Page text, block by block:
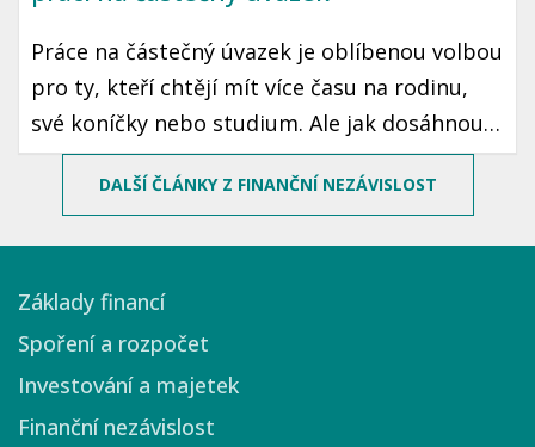
Práce na částečný úvazek je oblíbenou volbou
pro ty, kteří chtějí mít více času na rodinu,
své koníčky nebo studium. Ale jak dosáhnout
finanční nezávislosti, když váš příjem není
úplně stabilní? Pokud budete dodržovat
postupně dosáhnout nezávislosti.
DALŠÍ ČLÁNKY Z FINANČNÍ NEZÁVISLOST
Základy financí
Spoření a rozpočet
Investování a majetek
Finanční nezávislost